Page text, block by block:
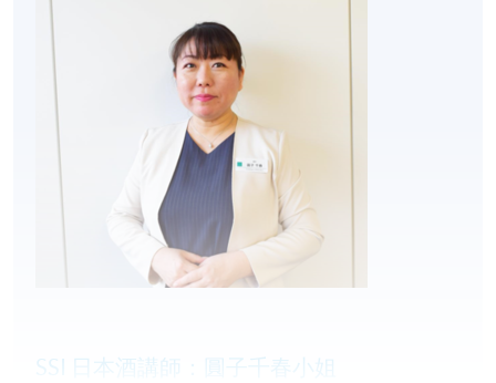
詳情
本研學團課程由兩部分組成：
A) 6小時 行前工作坊:
2月17及 25日 (晚上7時至10時)
面授日本手工啤酒的釀造方法、風味特性及品嚐技
SSI 日本酒講師：圓子千春小姐